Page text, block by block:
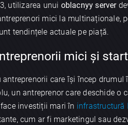
utilizarea unui oblacnyy server
mici la multinaționale,
tendințele actuale pe piață.
mici și
antreprenorii care își încep
un antreprenor care deschide o
investiții mari în infrastructură
cum ar fi marketingul sau